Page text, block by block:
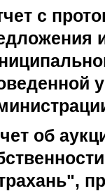
с
об